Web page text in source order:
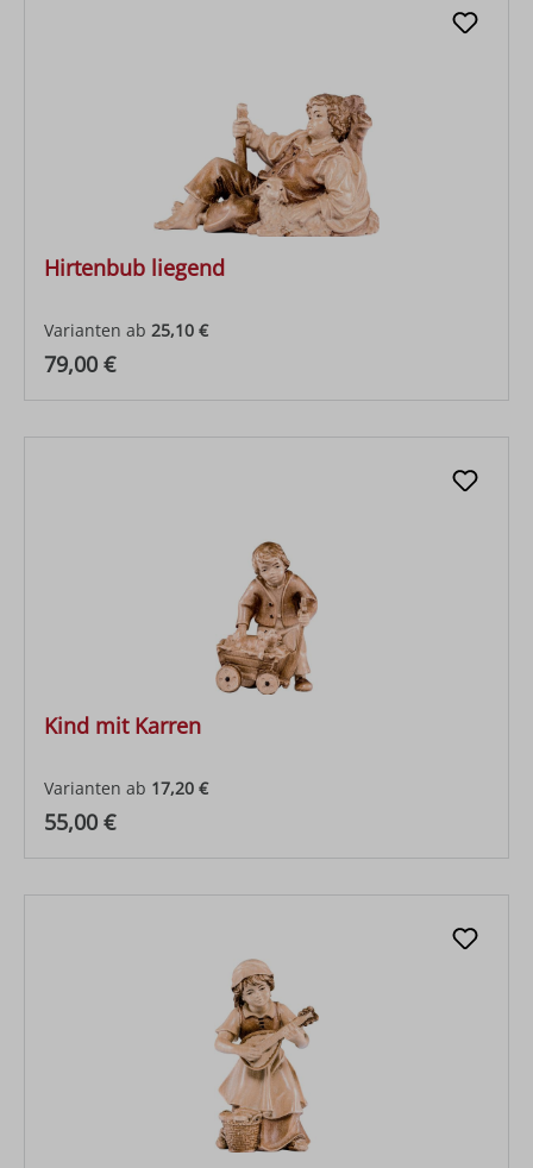
Hirtenbub liegend
Varianten ab 25,10 €
Regulärer Preis:
79,00 €
Kind mit Karren
Varianten ab 17,20 €
Regulärer Preis:
55,00 €